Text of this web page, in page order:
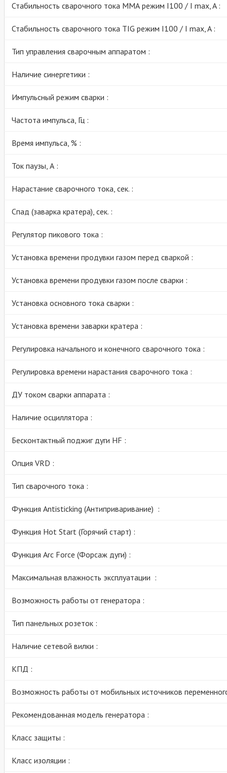
Стабильность сварочного тока ММА режим I100 / I max, A :
Стабильность сварочного тока TIG режим I100 / I max, A :
Тип управления сварочным аппаратом :
Наличие синергетики :
Импульсный режим сварки :
Частота импульса, Гц :
Время импульса, % :
Ток паузы, А :
Нарастание сварочного тока, сек. :
Спад (заварка кратера), сек. :
Регулятор пикового тока :
Установка времени продувки газом перед сваркой :
Установка времени продувки газом после сварки :
Установка основного тока сварки :
Установка времени заварки кратера :
Регулировка начального и конечного сварочного тока :
Регулировка времени нарастания сварочного тока :
ДУ током сварки аппарата :
Наличие осциллятора :
Бесконтактный поджиг дуги HF :
Опция VRD :
Тип сварочного тока :
Функция Antisticking (Антиприваривание) :
Функция Hot Start (Горячий старт) :
Функция Arc Force (Форсаж дуги) :
Максимальная влажность эксплуатации :
Возможность работы от генератора :
Тип панельных розеток :
Наличие сетевой вилки :
КПД :
Возможность работы от мобильных источников
Рекомендованная модель генератора :
Класс защиты :
Класс изоляции :